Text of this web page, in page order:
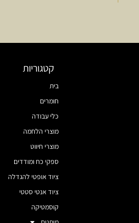
קטגוריות
בית
חומרים
כלי עבודה
מוצרי הלחמה
מוצרי חיווט
ספקי כח ומודדים
ציוד אופטי להגדלה
ציוד אנטי סטטי
קוסמטיקה